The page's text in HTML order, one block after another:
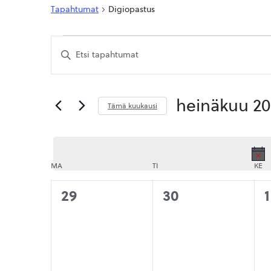
Tapahtumat Digiopastus
Tapahtumat
Tapahtumat
Etsi
Näkymät
Syötä
hakusana.
Etsi
hakusanalla.
Tämä kuukausi heinäkuu
MA TI KE
0
29
0
30
0
1